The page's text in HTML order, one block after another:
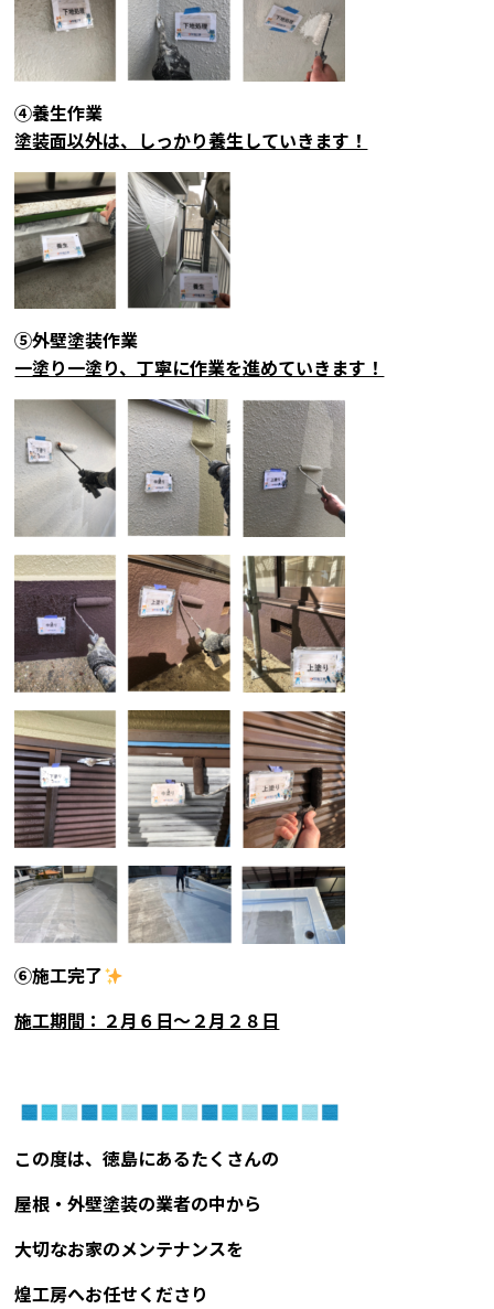
④養生作業
塗装面以外は、しっかり養生していきます！
⑤外壁塗装作業
一塗り一塗り、丁寧に作業を進めていきます！
⑥施工完了
施工期間：２月６日〜２月２８日
この度は、徳島にあるたくさんの
屋根・外壁塗装の業者の中から
大切なお家のメンテナンスを
煌工房へお任せくださり